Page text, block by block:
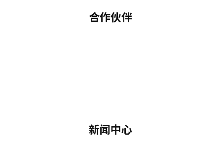
合作伙伴
新闻中心